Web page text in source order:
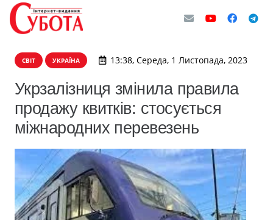
СВІТ УКРАЇНА 13:38, Середа, 1 Листопада, 2023
Укрзалізниця змінила правила
продажу квитків: стосується
міжнародних перевезень